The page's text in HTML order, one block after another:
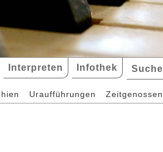
Interpreten Infothek Suche
Uraufführungen Zeitgenossen